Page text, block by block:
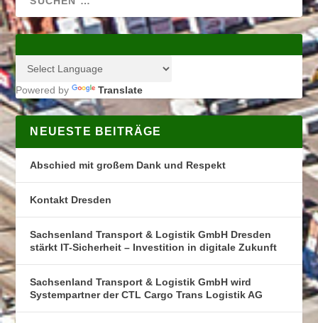
Powered by Translate
NEUESTE BEITRÄGE
Abschied mit großem Dank und Respekt
Kontakt Dresden
Sachsenland Transport & Logistik GmbH Dresden
stärkt IT-Sicherheit – Investition in digitale Zukunft
Sachsenland Transport & Logistik GmbH wird
Systempartner der CTL Cargo Trans Logistik AG